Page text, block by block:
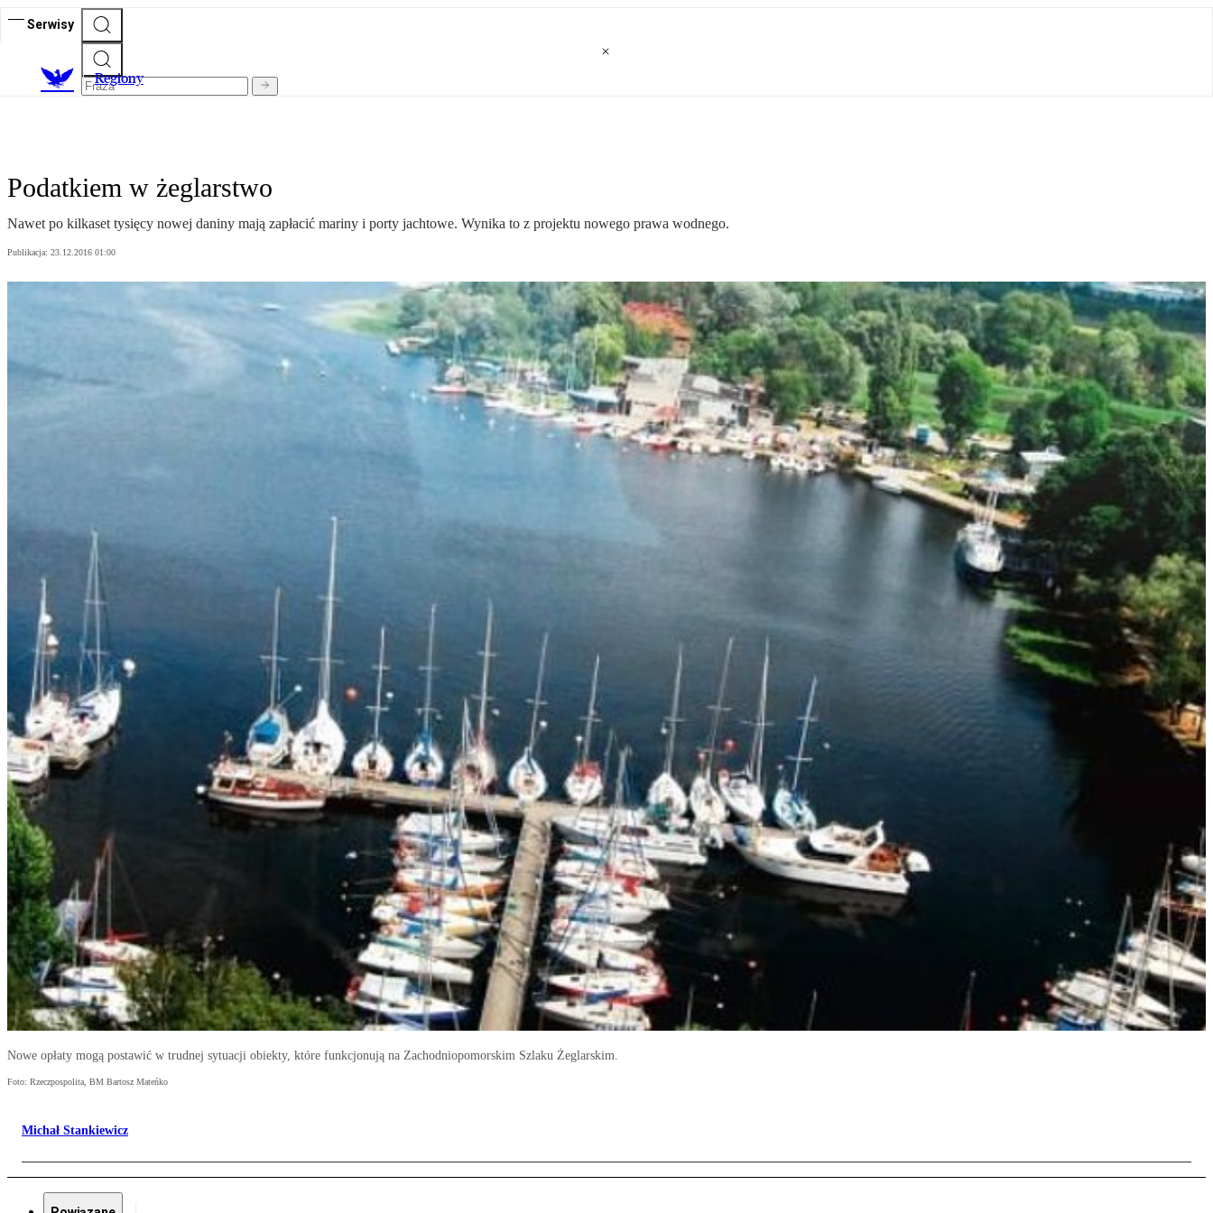
Serwisy
Regiony
Podatkiem w żeglarstwo
Nawet po kilkaset tysięcy nowej daniny mają zapłacić mariny i porty jachtowe. Wynika to z projektu nowego prawa wodnego.
Publikacja: 23.12.2016 01:00
Nowe opłaty mogą postawić w trudnej sytuacji obiekty, które funkcjonują na Zachodniopomorskim Szlaku Żeglarskim.
Foto: Rzeczpospolita, BM Bartosz Mateńko
Michał Stankiewicz